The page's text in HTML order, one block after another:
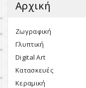
Αρχική
Ζωγραφική
Γλυπτική
Digital Art
Κατασκευές
Κεραμική